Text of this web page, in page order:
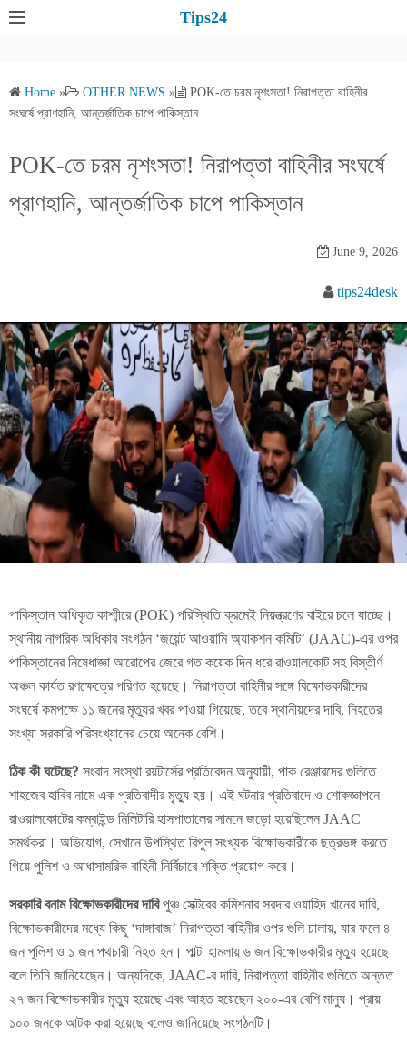
Tips24
Home » OTHER NEWS »
POK-তে চরম নৃশংসতা! নিরাপত্তা বাহিনীর
সংঘর্ষে প্রাণহানি, আন্তর্জাতিক চাপে পাকিস্তান
POK-তে চরম নৃশংসতা! নিরাপত্তা বাহিনীর সংঘর্ষে
প্রাণহানি, আন্তর্জাতিক চাপে পাকিস্তান
June 9, 2026
tips24desk
পাকিস্তান অধিকৃত কাশ্মীরে (POK) পরিস্থিতি ক্রমেই নিয়ন্ত্রণের বাইরে চলে যাচ্ছে।
স্থানীয় নাগরিক অধিকার সংগঠন ‘জয়েন্ট আওয়ামি অ্যাকশন কমিটি’ (JAAC)-এর ওপর
পাকিস্তানের নিষেধাজ্ঞা আরোপের জেরে গত কয়েক দিন ধরে রাওয়ালকোট সহ বিস্তীর্ণ
অঞ্চল কার্যত রণক্ষেত্রে পরিণত হয়েছে। নিরাপত্তা বাহিনীর সঙ্গে বিক্ষোভকারীদের
সংঘর্ষে কমপক্ষে ১১ জনের মৃত্যুর খবর পাওয়া গিয়েছে, তবে স্থানীয়দের দাবি, নিহতের
সংখ্যা সরকারি পরিসংখ্যানের চেয়ে অনেক বেশি।
ঠিক কী ঘটেছে? সংবাদ সংস্থা রয়টার্সের প্রতিবেদন অনুযায়ী, পাক রেঞ্জারদের গুলিতে
শাহজেব হাবিব নামে এক প্রতিবাদীর মৃত্যু হয়। এই ঘটনার প্রতিবাদে ও শোকজ্ঞাপনে
রাওয়ালকোটের কম্বাইন্ড মিলিটারি হাসপাতালের সামনে জড়ো হয়েছিলেন JAAC
সমর্থকরা। অভিযোগ, সেখানে উপস্থিত বিপুল সংখ্যক বিক্ষোভকারীকে ছত্রভঙ্গ করতে
গিয়ে পুলিশ ও আধাসামরিক বাহিনী নির্বিচারে শক্তি প্রয়োগ করে।
সরকারি বনাম বিক্ষোভকারীদের দাবিপুঞ্চ সেক্টরের কমিশনার সরদার ওয়াহিদ খানের দাবি,
বিক্ষোভকারীদের মধ্যে কিছু ‘দাঙ্গাবাজ’ নিরাপত্তা বাহিনীর ওপর গুলি চালায়, যার ফলে ৪
জন পুলিশ ও ১ জন পথচারী নিহত হন। পাল্টা হামলায় ৬ জন বিক্ষোভকারীর মৃত্যু হয়েছে
বলে তিনি জানিয়েছেন। অন্যদিকে, JAAC-র দাবি, নিরাপত্তা বাহিনীর গুলিতে অন্তত
২৭ জন বিক্ষোভকারীর মৃত্যু হয়েছে এবং আহত হয়েছেন ২০০-এর বেশি মানুষ। প্রায়
১০০ জনকে আটক করা হয়েছে বলেও জানিয়েছে সংগঠনটি।